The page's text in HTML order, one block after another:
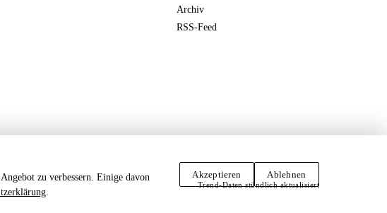
Archiv
RSS-Feed
Trend-Daten stündlich aktualisiert
zu verbessern. Einige davon
.
Akzeptieren Ablehnen